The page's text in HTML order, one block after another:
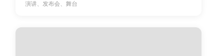
演讲、发布会、舞台